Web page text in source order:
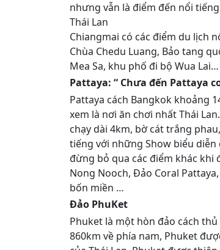
nhưng vẫn là điểm đến nổi
Thái Lan
Chiangmai có các điểm du lịch
Chùa Chedu Luang, Bảo tang
Mea Sa, khu phố đi bộ Wua Lai…
Pattaya: “ Chưa đến Pattaya
Pattaya cách Bangkok khoảng
xem là nơi ăn chơi nhất Thái
chạy dài 4km, bờ cát trắng
tiếng với những Show biểu
đừng bỏ qua các điểm khác khi
Nong Nooch, Đảo Coral
bốn miền …
Đảo PhuKet
Phuket là một hòn đảo cách
860km về phía nam, Phuket